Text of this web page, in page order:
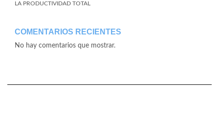
LA PRODUCTIVIDAD TOTAL
COMENTARIOS RECIENTES
No hay comentarios que mostrar.